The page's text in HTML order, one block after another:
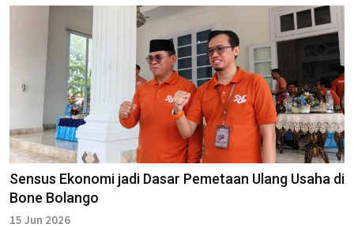
Sensus Ekonomi jadi Dasar Pemetaan Ulang Usaha di
Bone Bolango
15 Jun 2026